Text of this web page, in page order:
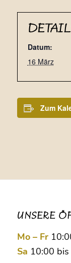
Datum:
16 März
Zum
UNSERE
Mo – Fr
Sa 10:00